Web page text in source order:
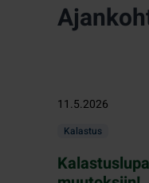
11.5.2026
Kalastus